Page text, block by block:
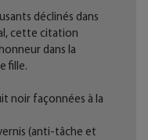
déclinés dans
cette citation
dans la
fille.
noir façonnées à la
(anti-tâche et